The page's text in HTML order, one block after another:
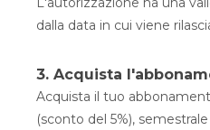
dalla data in cui viene
3. Acquista
Acquista il tuo
(sconto del 5%),